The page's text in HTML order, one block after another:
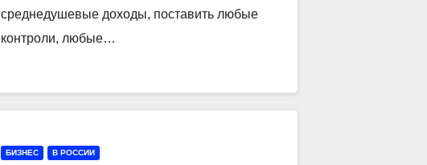
среднедушевые доходы, поставить любые
контроли, любые…
БИЗНЕС В РОССИИ